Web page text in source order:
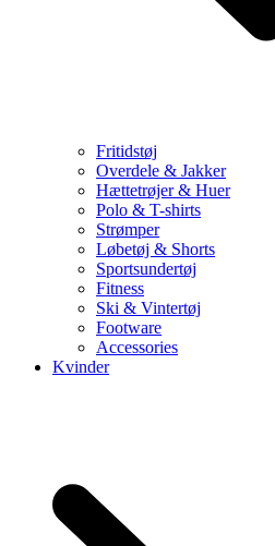
Fritidstøj
Overdele & Jakker
Hættetrøjer & Huer
Polo & T-shirts
Strømper
Løbetøj & Shorts
Sportsundertøj
Fitness
Ski & Vintertøj
Footware
Accessories
Kvinder